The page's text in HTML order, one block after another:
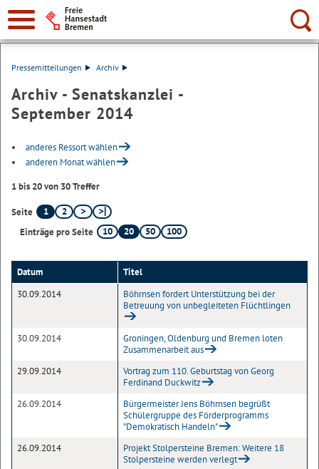
Suche:
Pressemitteilungen Archiv
Archiv - Senatskanzlei -
September 2014
anderes Ressort wählen
anderen Monat wählen
1 bis 20 von 30 Treffer
Seite 1
2
Einträge pro Seite
10 20 50 100
Datum
Titel
30.09.2014
Böhrnsen fordert Unterstützung bei der
Betreuung von unbegleiteten Flüchtlingen
30.09.2014
Groningen, Oldenburg und Bremen loten
Zusammenarbeit aus
29.09.2014
Vortrag zum 110. Geburtstag von Georg
Ferdinand Duckwitz
26.09.2014
Bürgermeister Jens Böhrnsen begrüßt
Schülergruppe des Förderprogramms
"Demokratisch Handeln"
26.09.2014
Projekt Stolpersteine Bremen: Weitere 18
Stolpersteine werden verlegt